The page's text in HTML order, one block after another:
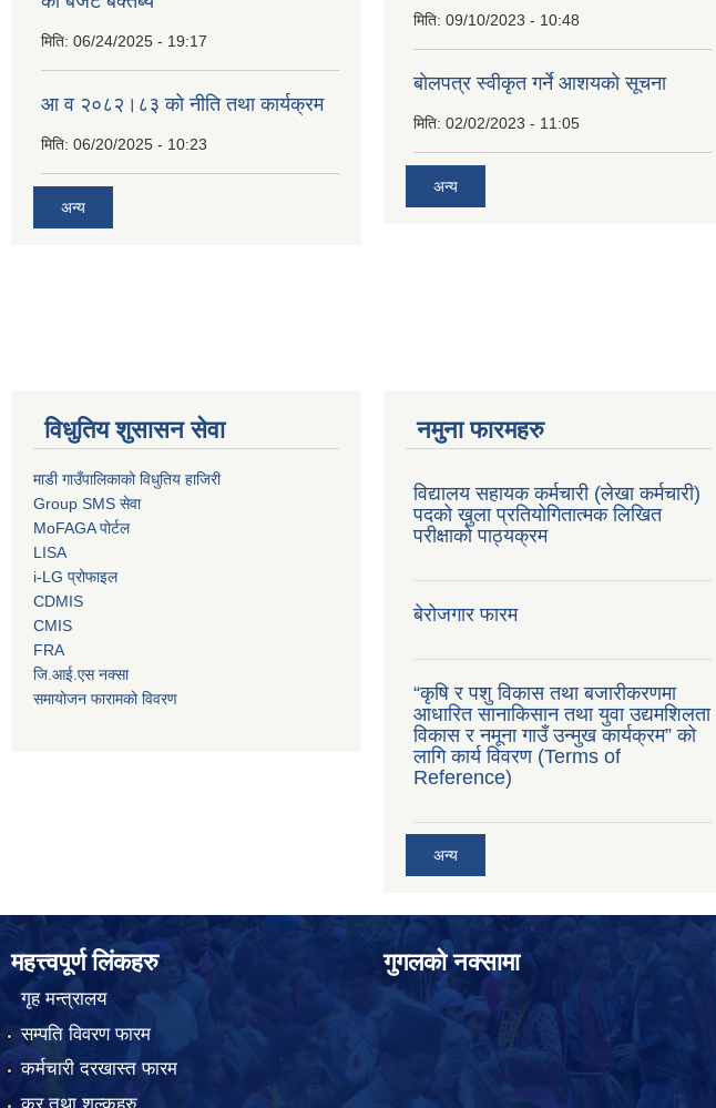
मिति: 06/24/2025 - 19:17
आ व २०८२।८३ को नीति तथा कार्यक्रम
मिति: 06/20/2025 - 10:23
अन्य
मिति: 09/10/2023 - 10:48
बाेलपत्र स्वीकृत गर्ने आशयकाे सूचना
मिति: 02/02/2023 - 11:05
अन्य
विधुतिय शुसासन सेवा
माडी गाउँपालिकाको विधुतिय हाजिरी
Group SMS सेवा
MoFAGA पोर्टल
LISA
i-LG प्रोफाइल
CDMIS
CMIS
FRA
जि.आई.एस नक्सा
समायोजन फारामको विवरण
नमुना फारमहरु
विद्यालय सहायक कर्मचारी (लेखा कर्मचारी)
पदको खुला प्रतियोगितात्मक लिखित
परीक्षाको पाठ्यक्रम
बेरोजगार फारम
“कृषि र पशु विकास तथा बजारीकरणमा
आधारित सानाकिसान तथा युवा उद्यमशिलता
विकास र नमूना गाउँ उन्मुख कार्यक्रम” को
लागि कार्य विवरण (Terms of
Reference)
अन्य
महत्त्वपूर्ण लिंकहरु
गृह मन्त्रालय
सम्पति विवरण फारम
कर्मचारी दरखास्त फारम
कर तथा शुल्कहरु
गुगलको नक्सामा